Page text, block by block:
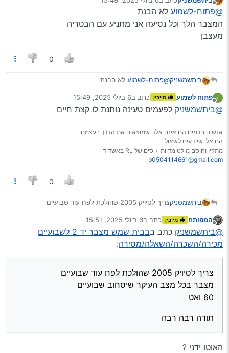
מנותק נערך לאחרונה על ידי
@פתוח-לשמוע לא הבנת
המצבר הלך וכל נסיעה אני מתניע עם הבטריה
מעצבן
0
ביתשמשניק@פתוח-לשמוע לא הבנת
מעצבן
פתוח לשמוע מייבין כתב ב6 ביולי 2025, 15:49
נערך לאחרונה על ידי
@ביתשמשניק לפעמים טעינה נותנת לו קצת חיים
אנשים חכמים הם אינם אלה שמוצאים את הדרך בעצמם
הם אלו שיודעים לשאול
מתקין וחוסם מולטימדיות + סים של RL באשדוד
b0504114661@gmail.com
0
ביתשמשניקצריך לסיויק 2005 שהולכת לפח עוד שבועיים
60 ואט
תודה רבה רבה המפותח מייבין כתב ב6 ביולי 2025, 15:51
נערך לאחרונה על ידי
@ביתשמשניק כתב ב
בבית שמש מצבר יד 2 לשבועיים
מכירה/השכרה/השאלה/מסירה:
צריך לסיויק 2005 שהולכת לפח עוד שבועיים
מצבר בכל מצב העיקר שיסחוב שבועיים
60 ואט
תודה רבה רבה
האוטו ידני ?